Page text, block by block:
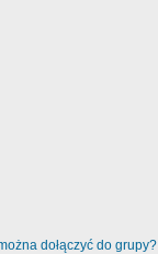
dołączyć do grupy?